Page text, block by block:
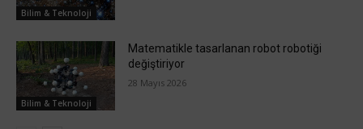
Bilim & Teknoloji
Bilim & Teknoloji
Matematikle tasarlanan robot robotiği
değiştiriyor
28 Mayıs 2026